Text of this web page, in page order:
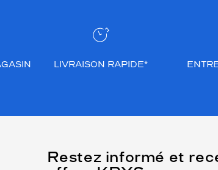
LIVRAISON RAPIDE*
Restez informé et
(Ce
champ